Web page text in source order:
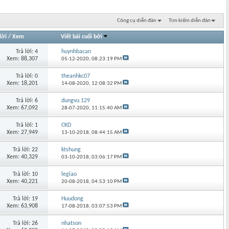
Công cụ diễn đàn Tìm kiếm diễn đàn
/ Xem Viết bài cuối bởi
Trả lời: 4
Xem: 88,307
huynhbacan
05-12-2020,08:23:19 PM
Trả lời: 0
Xem: 18,201
theanhkc07
14-08-2020, 12:08:32 PM
Trả lời: 6
Xem: 67,092
dungvu.129
28-07-2020, 11:15:40 AM
Trả lời: 1
Xem: 27,949
CKD
13-10-2018,08:44:15 AM
Trả lời: 22
Xem: 40,329
ktshung
03-10-2018,03:06:17 PM
Trả lời: 10
Xem: 40,221
legiao
20-08-2018,04:53:10 PM
Trả lời: 19
Xem: 63,908
Huudong
17-08-2018,03:07:53 PM
Trả lời: 26
nhatson